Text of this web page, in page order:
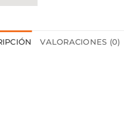
VALORACIONES (0)